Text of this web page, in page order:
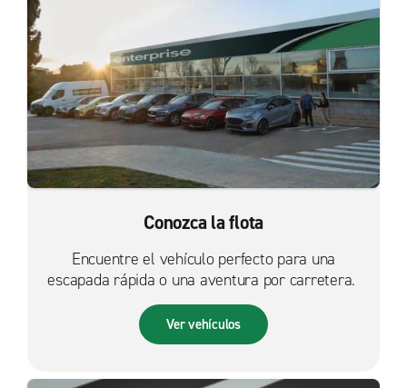
Conozca la flota
Encuentre el vehículo perfecto para una
escapada rápida o una aventura por carretera.
Ver vehículos